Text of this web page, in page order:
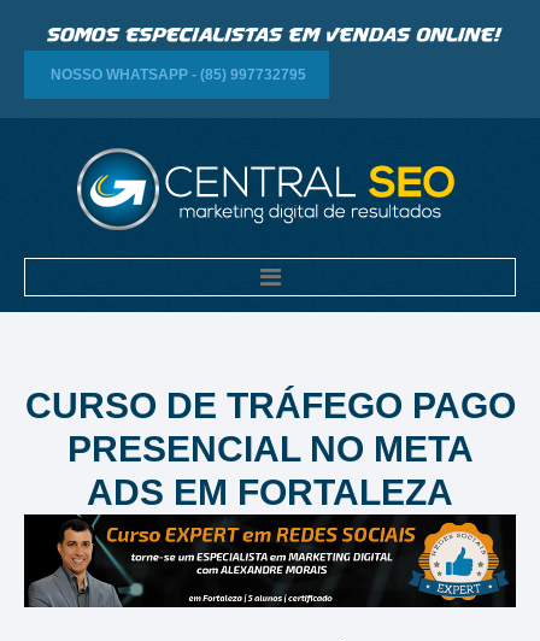
NOSSO WHATSAPP - (85) 997732795
CURSO DE TRÁFEGO PAGO
PRESENCIAL NO META
ADS EM FORTALEZA